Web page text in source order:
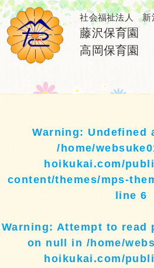
社会福祉法人 新
藤沢保育園
高岡保育園
Warning: Undefined
/home/
hoikukai.com/
content/themes/mps-
line 6
Warning: Attempt to read
on null in /home/
hoikukai.com/